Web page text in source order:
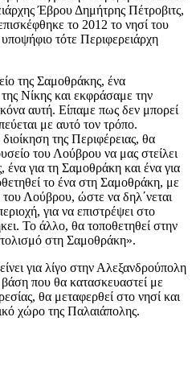
Έβρου Δημήτρης Πέτροβιτς,
το 2012 το νησί του
τότε Περιφερειάρχη
της Σαμοθράκης, ένα
Νίκης και εκφράσαμε την
αυτή. Είπαμε πως δεν μπορεί
με αυτό τον τρόπο.
της Περιφέρειας, θα
του Λούβρου να μας στείλει
ένα για τη Σαμοθράκη και ένα για
το ένα στη Σαμοθράκη, με
Λούβρου, ώστε να δηλ΄νεται
για να επιστρέψει στο
Το άλλο, θα τοποθετηθεί στην
στη Σαμοθράκη».
για λίγο στην Αλεξανδρούπολη
βάση που θα κατασκευαστεί με
θα μεταφερθεί στο νησί και
χώρο της Παλαιάπολης.